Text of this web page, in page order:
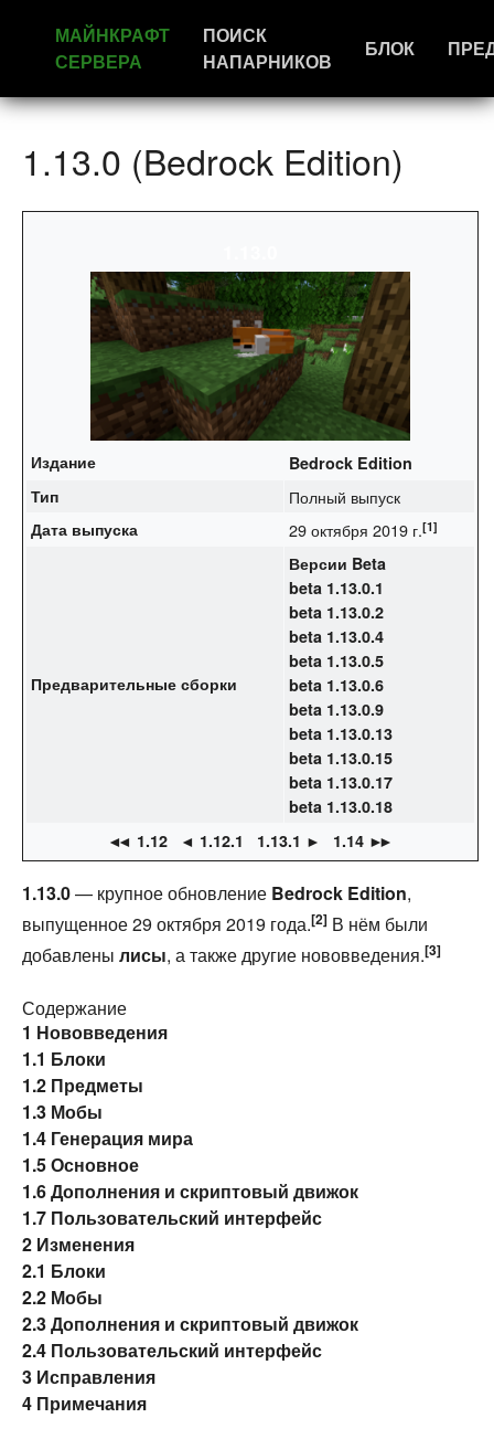
МАЙНКРАФТ
СЕРВЕРА
ПОИСК
НАПАРНИКОВ
БЛОК
1.13.0 (Bedrock Edition)
Издание
Bedrock Edition
Тип
Полный выпуск
Дата выпуска 29 октября 2019 г.[1]
Предварительные сборки
Версии Beta
beta 1.13.0.1
beta 1.13.0.2
beta 1.13.0.4
beta 1.13.0.5
beta 1.13.0.6
beta 1.13.0.9
beta 1.13.0.13
beta 1.13.0.15
beta 1.13.0.17
beta 1.13.0.18
◄◄ 1.12 ◄ 1.12.1 1.13.1 ► 1.14 ►►
1.13.0— крупное обновление Bedrock Edition,
выпущенное 29 октября 2019 года.[2] В нём были
добавлены лисы, а также другие нововведения.[3]
Содержание
1 Нововведения
1.1 Блоки
1.2 Предметы
1.3 Мобы
1.4 Генерация мира
1.5Основное
1.6Дополнения и скриптовый движок
1.7 Пользовательский интерфейс
2 Изменения
2.1 Блоки
2.2 Мобы
2.3Дополнения и скриптовый движок
2.4 Пользовательский интерфейс
3 Исправления
4 Примечания